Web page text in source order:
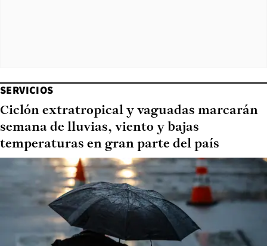
SERVICIOS
Ciclón extratropical y vaguadas marcarán
semana de lluvias, viento y bajas
temperaturas en gran parte del país